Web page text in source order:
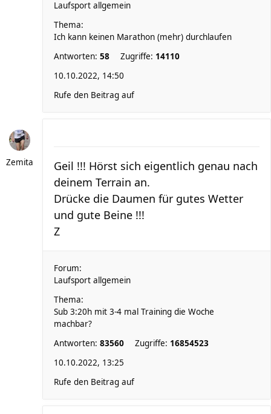
Laufsport allgemein
Thema:
Ich kann keinen Marathon (mehr) durchlaufen
Antworten: 58 Zugriffe: 14110
10.10.2022, 14:50
Rufe den Beitrag auf
Zemita
Geil !!! Hörst sich eigentlich genau nach
deinem Terrain an.
Drücke die Daumen für gutes Wetter
und gute Beine !!!
Z
Forum:
Laufsport allgemein
Thema:
Sub 3:20h mit 3-4 mal Training die Woche
machbar?
Antworten: 83560 Zugriffe: 16854523
10.10.2022, 13:25
Rufe den Beitrag auf